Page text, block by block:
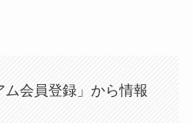
ム会員登録」から情報